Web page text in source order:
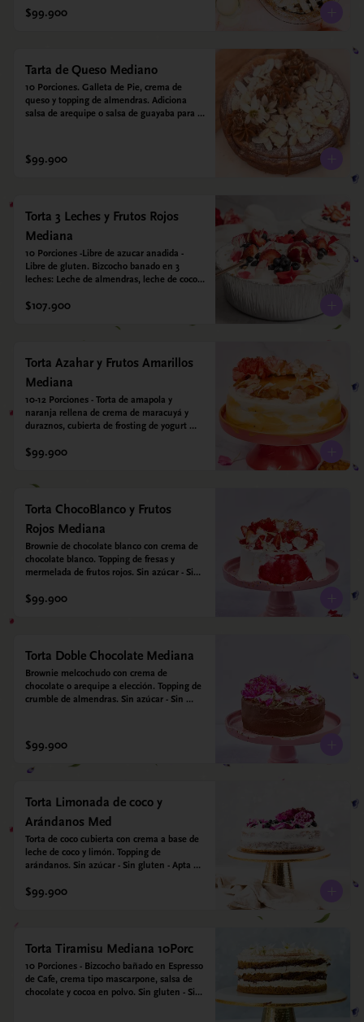
envuelve todos los sabores.
$99.900
Tarta de Queso Mediano
10 Porciones. Galleta de Pie, crema de
queso y topping de almendras. Adiciona
salsa de arequipe o salsa de guayaba para
$99.900
Torta 3 Leches y Frutos Rojos
Mediana
10 Porciones -Libre de azucar anadida -
Libre de gluten. Bizcocho banado en 3
leches: Leche de almendras, leche de coco y
base de Harina de arroz, harina de quinoa y
$107.900
Torta Azahar y Frutos Amarillos
Mediana
10-12 Porciones - Torta de amapola y
naranja rellena de crema de maracuyá y
duraznos, cubierta de frosting de yogurt
leyenda para mamá. Sin azúcar - Sin gluten
$99.900
Torta ChocoBlanco y Frutos
Rojos Mediana
Brownie de chocolate blanco con crema de
chocolate blanco. Topping de fresas y
mermelada de frutos rojos. Sin azúcar - Sin
$99.900
Torta Doble Chocolate Mediana
Brownie melcochudo con crema de
chocolate o arequipe a elección. Topping de
crumble de almendras. Sin azúcar - Sin
$99.900
Torta Limonada de coco y
Arándanos Med
Torta de coco cubierta con crema a base de
leche de coco y limón. Topping de
arándanos. Sin azúcar - Sin gluten - Apta
$99.900
Torta Tiramisu Mediana 10Porc
10 Porciones - Bizcocho bañado en Espresso
de Cafe, crema tipo mascarpone, salsa de
chocolate y cocoa en polvo. Sin gluten - Sin